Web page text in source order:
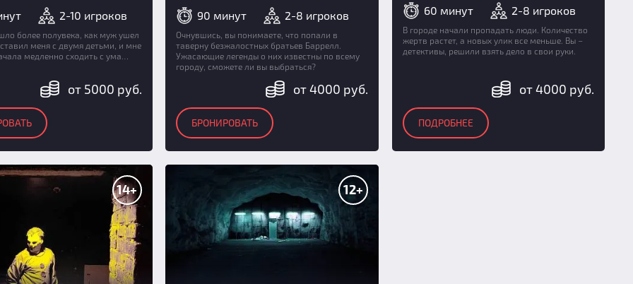
2-10 игроков
более полувека, как муж ушел
меня с двумя детьми, и мне
медленно сходить с ума…
от 5000 руб.
90 минут 2-8 игроков
Очнувшись, вы понимаете, что попали в
таверну безжалостных братьев Баррелл.
Ужасающие легенды о них известны по всему
городу, сможете ли вы выбраться?
от 4000 руб.
БРОНИРОВАТЬ
60 минут 2-8 игроков
В городе начали пропадать люди. Количество
жертв растет, а новых улик все меньше. Вы –
детективы, решили взять дело в свои руки.
от 4000 руб.
ПОДРОБНЕЕ
14+ 12+